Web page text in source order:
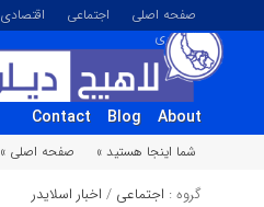
صفحه اصلی اجتماعی اقتصادی
تصویری
About
Blog
Contact
شما اینجا هستید »
صفحه اصلی »
گروه : اجتماعی / اخبار اسلایدر